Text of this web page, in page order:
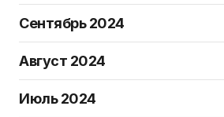
Сентябрь 2024
Август 2024
Июль 2024